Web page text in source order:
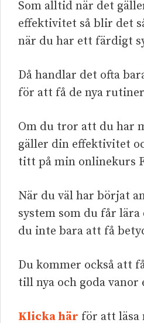
Som alltid när det
effektivitet så blir det
när du har ett färdigt
Då handlar det ofta
för att få de nya
Om du tror att du har
gäller din effektivitet
titt på min onlinekurs
När du väl har börjat
system som du får
du inte bara att få
Du kommer också att
till nya och goda vanor
Klicka här för att läsa